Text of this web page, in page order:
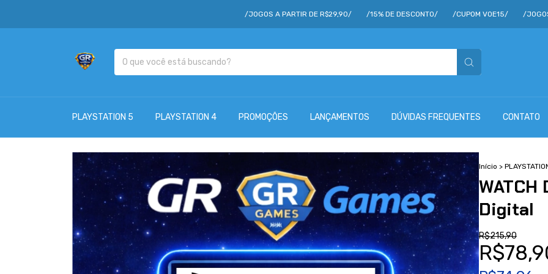
/JOGOS A PARTIR DE R$29,90/ /15% DE DESCONTO/ /CUPOM VOE15/ /JOGOS A PARTIR
PLAYSTATION 5 PLAYSTATION 4 PROMOÇÕES LANÇAMENTOS DÚVIDAS FREQUENTES CONTATO
Início >
WATCH
Digital
R$215,90